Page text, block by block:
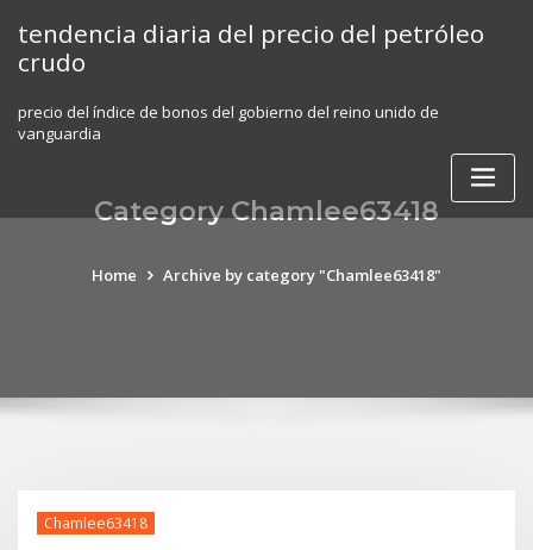
content
tendencia diaria del precio del petróleo
crudo
precio del índice de bonos del gobierno del reino unido de
vanguardia
Category Chamlee63418
Home Archive by category "Chamlee63418"
Chamlee63418